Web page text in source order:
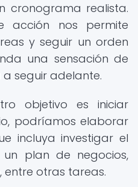
cronograma realista.
acción nos permite
y seguir un orden
una sensación de
seguir adelante.
objetivo es iniciar
podríamos elaborar
incluya investigar el
plan de negocios,
entre otras tareas.